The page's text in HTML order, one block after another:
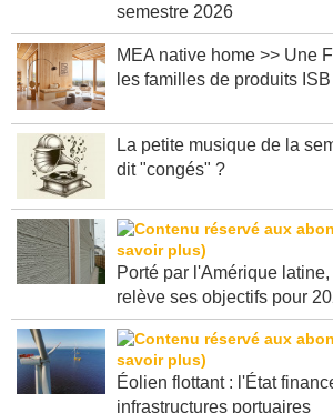
semestre 2026
MEA native home >> Une
les familles de produits ISB
La petite musique de la
dit "congés" ?
Porté par l'Amérique
relève ses objectifs pour
Éolien flottant : l'État
infrastructures portuaires